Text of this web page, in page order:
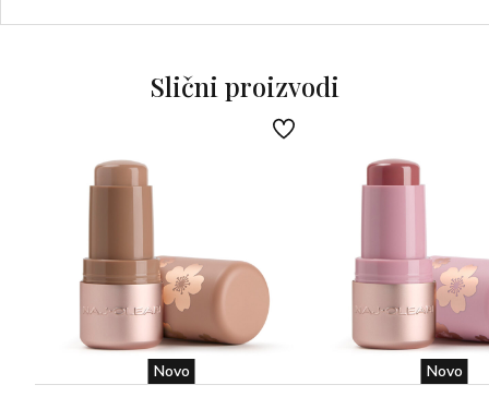
Slični proizvodi
Novo Novo